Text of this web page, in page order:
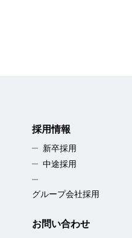
採用情報
新卒採用
中途採用
グループ会社採用
お問い合わせ